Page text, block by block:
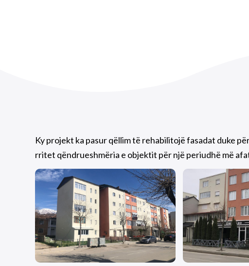
Ky projekt ka pasur qëllim të rehabilitojë fasadat duke
rritet qëndrueshmëria e objektit për një periudhë më